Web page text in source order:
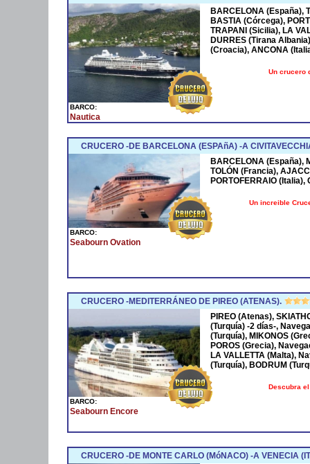
BARCO:
Nautica
BARCELONA (España),
BASTIA (Córcega),
TRAPANI (Sicilia), LA
DURRES (Tirana
(Croacia), ANCONA
Un crucero
CRUCERO -DE BARCELONA (ESPAñA) -A
BARCO:
Seabourn Ovation
BARCELONA (España),
TOLÓN (Francia),
PORTOFERRAIO (Italia),
Un increible
CRUCERO -MEDITERRÁNEO DE PIREO (ATENAS).
BARCO:
Seabourn Encore
PIREO (Atenas),
(Turquía) -2 días-,
(Turquía), MIKONOS
POROS (Grecia),
LA VALLETTA (Malta),
(Turquía), BODRUM
Descubra
CRUCERO -DE MONTE CARLO (MóNACO) -A VENECIA